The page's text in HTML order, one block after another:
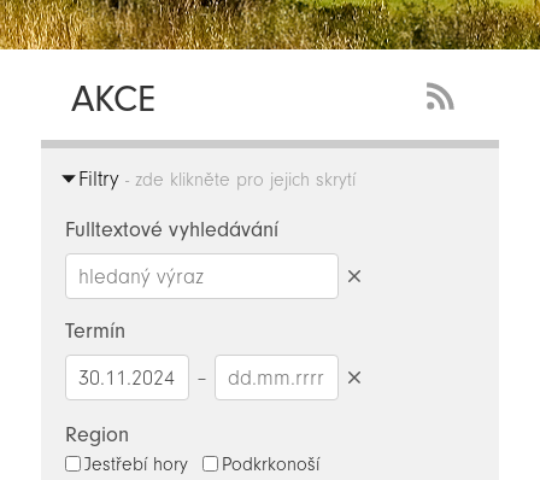
AKCE
Feed
Filtry- zde klikněte pro jejich skrytí
Fulltextové vyhledávání
Termín
–
Region
Jestřebí hory
Podkrkonoší